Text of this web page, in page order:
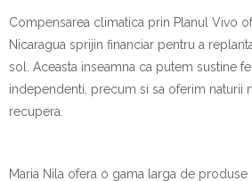
Compensarea climatica prin Planul Vivo
Nicaragua sprijin financiar pentru a
sol. Aceasta inseamna ca putem sustine
independenti, precum si sa oferim naturii
recupera.
Maria Nila ofera o gama larga de